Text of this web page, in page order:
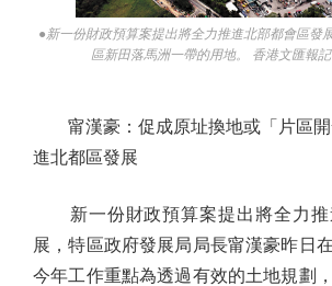
●新一份財政預算案提出將全力推進北部都會區發
區新田落馬洲一帶的用地。 香港文匯報
甯漢豪：促成原址換地或「片區開
進北都區發展
新一份財政預算案提出將全力推
展，特區政府發展局局長甯漢豪昨日
今年工作重點為透過有效的土地規劃